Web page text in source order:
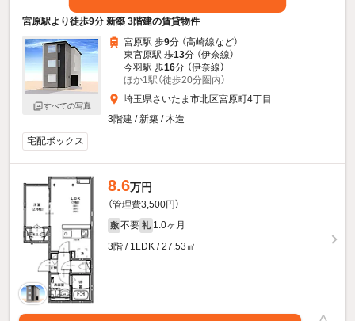
宮原駅より徒歩9分 新築 3階建の賃貸物件
すべての写真
宮原駅 歩9分 （高崎線など）
東宮原駅 歩13分 （伊奈線）
今羽駅 歩16分 （伊奈線）
ほか1駅（徒歩20分圏内）
埼玉県さいたま市北区宮原町4丁目
3階建 / 新築 / 木造
宅配ボックス
8.6万円
（管理費3,500円）
敷 不要 礼 1.0ヶ月
3階 / 1LDK / 27.53㎡